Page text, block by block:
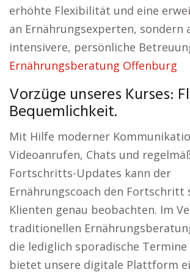
erhöhte Flexibilität und eine
an Ernährungsexperten, sondern
intensivere, persönliche
Ernährungsberatung Offenburg
Vorzüge unseres Kurses:
Bequemlichkeit.
Mit Hilfe moderner
Videoanrufen, Chats und
Fortschritts-Updates kann der
Ernährungscoach den Fortschritt
Klienten genau beobachten. Im
traditionellen
die lediglich sporadische
bietet unsere digitale Plattform